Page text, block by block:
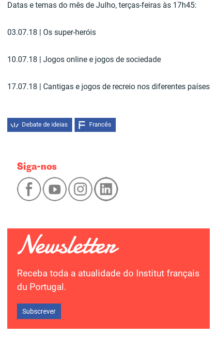
Datas e temas do mês de Julho, terças-feiras às 17h45:
03.07.18 | Os super-heróis
10.07.18 | Jogos online e jogos de sociedade
17.07.18 | Cantigas e jogos de recreio nos diferentes países
Debate de ideias Francês
Siga-nos
Receba toda a atualidade do Institut français
du Portugal.
Subscrever